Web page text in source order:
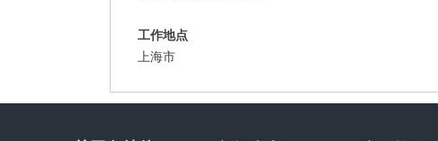
工作地点
上海市